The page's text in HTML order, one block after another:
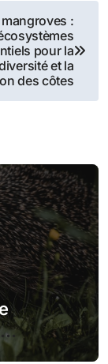
:
pour la
et la
des côtes